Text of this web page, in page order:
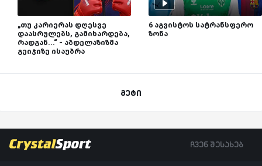
„თუ კარიერას დღესვე
დაასრულებს, გამიხარდება,
რადგან...“ - აბდელაზიზმა
გეიჯიზე ისაუბრა
6 აგვისტოს სატრანსფერო
ზონა
მეტი
ჩვენ შესახებ